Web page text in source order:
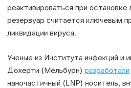
реактивироваться при
резервуар считается ключевым
ликвидации вируса.
Ученые из Института инфекций и
Дохерти (Мельбурн) разработали
наночастичный (LNP) носитель,